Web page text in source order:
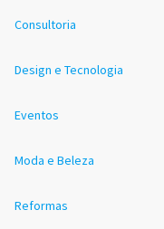
Consultoria
Design e Tecnologia
Eventos
Moda e Beleza
Reformas